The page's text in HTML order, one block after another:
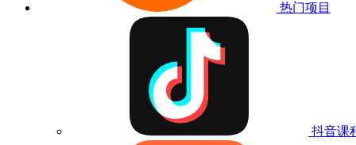
热门项目
抖音课